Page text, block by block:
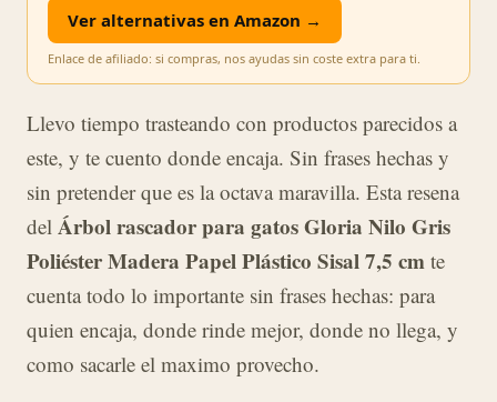
Ver alternativas en Amazon →
Enlace de afiliado: si compras, nos ayudas sin coste extra para ti.
Llevo tiempo trasteando con productos parecidos a
este, y te cuento donde encaja. Sin frases hechas y
sin pretender que es la octava maravilla. Esta resena
del Árbol rascador para gatos Gloria Nilo Gris
Poliéster Madera Papel Plástico Sisal 7,5 cm te
cuenta todo lo importante sin frases hechas: para
quien encaja, donde rinde mejor, donde no llega, y
como sacarle el maximo provecho.